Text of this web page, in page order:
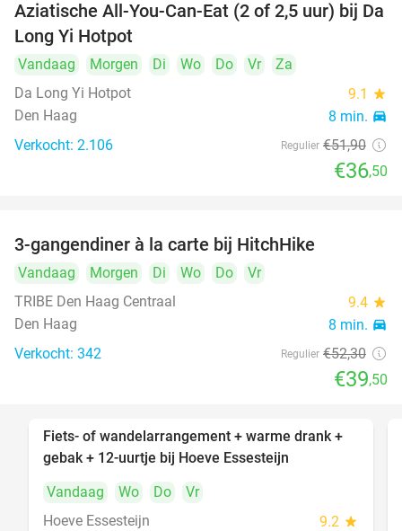
30%
Aziatische All-You-Can-Eat (2 of 2,5 uur) bij Da
Long Yi Hotpot
Vandaag Morgen Di Wo Do Vr
Za
Da Long Yi Hotpot
9.1 star
Den Haag 8 min. directions_car
Verkocht: 2.106 Regulier €51,90
€36,50
3-gangendiner à la carte bij HitchHike
Vandaag Morgen Di Wo Do
Vr
TRIBE Den Haag Centraal
9.4 star
Den Haag 8 min. directions_car
Verkocht: 342 Regulier €52,30
€39,50
40%
Fiets- of wandelarrangement + warme drank +
gebak + 12-uurtje bij Hoeve Essesteijn
Vandaag
Wo Do
Vr
Hoeve Essesteijn
9.2 star